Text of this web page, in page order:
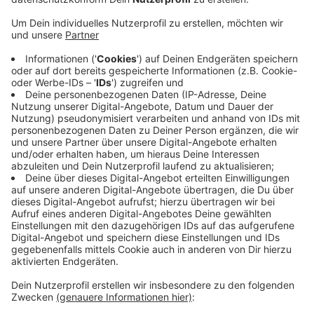
Montag, 23.09.2019 05:30
2009 war der Lehrer aus seinem bestehenden
Dienstverhältnis ausgeschieden. Trotzdem soll er laut
Staatsanwaltschaft bis 2018 weiter sein volles Gehalt
bezogen haben – ohne dafür einen Finger krumm zu
machen. Die Bezirksregierung hatte angeblich
vergessen, die zuständige Stelle beim Landesamt für
Besoldung und Versorgung zu informieren. Nun muss
sich der Lehrer wegen Betrugs verantworten, ihm
droht eine Gefängnisstrafe.
Anzeige